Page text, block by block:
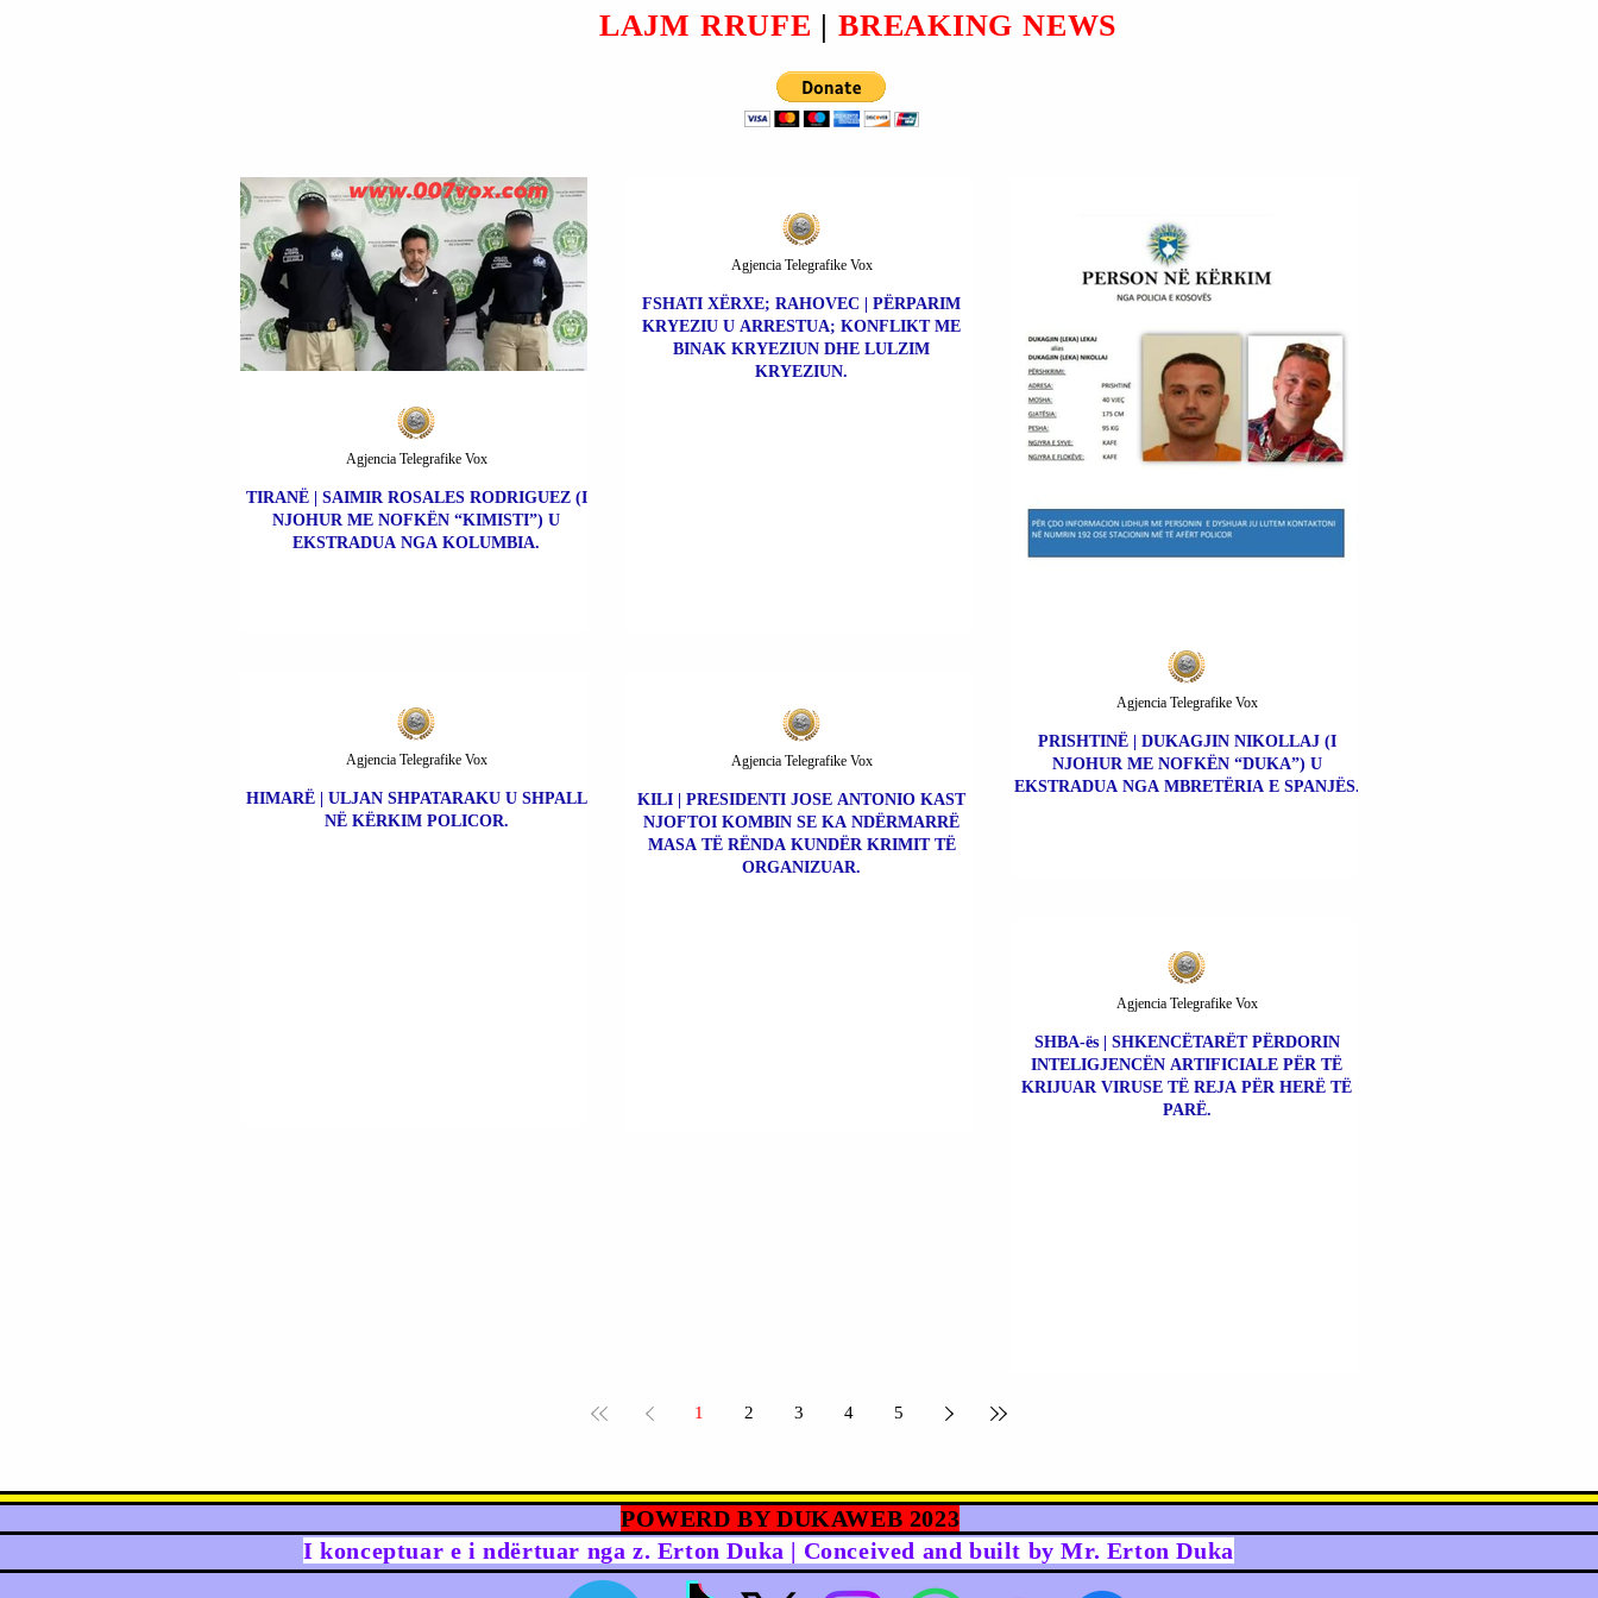
TË PËRKOHSHËM.
PUSHTUAR SA MË SHUMË
LAJM RRUFE | BREAKING NEWS
TIRANË | SAIMIR ROSALES RODRIGUEZ (I
NJOHUR ME NOFKËN “KIMISTI”) U
EKSTRADUA NGA KOLUMBIA.
Agjencia Telegrafike Vox
FSHATI XËRXE; RAHOVEC | PËRPARIM
KRYEZIU U ARRESTUA; KONFLIKT ME
BINAK KRYEZIUN DHE LULZIM
KRYEZIUN.
Agjencia Telegrafike Vox
PRISHTINË | DUKAGJIN NIKOLLAJ (I
NJOHUR ME NOFKËN “DUKA”) U
EKSTRADUA NGA MBRETËRIA E SPANJËS.
Agjencia Telegrafike Vox
HIMARË | ULJAN SHPATARAKU U SHPALL
NË KËRKIM POLICOR.
Agjencia Telegrafike Vox
KILI | PRESIDENTI JOSE ANTONIO KAST
NJOFTOI KOMBIN SE KA NDËRMARRË
MASA TË RËNDA KUNDËR KRIMIT TË
ORGANIZUAR.
Agjencia Telegrafike Vox
SHBA-ës | SHKENCËTARËT PËRDORIN
INTELIGJENCËN ARTIFICIALE PËR TË
KRIJUAR VIRUSE TË REJA PËR HERË TË
PARË.
Agjencia Telegrafike Vox
1 2 3 4 5
POWERD BY DUKAWEB 2023
I konceptuar e i ndërtuar nga z. Erton Duka | Conceived and built by Mr. Erton Duka